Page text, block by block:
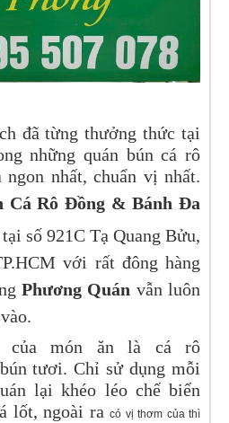
đã từng thưởng thức tại
những quán bún cá rô
ngon nhất, chuẩn vị nhất.
Cá Rô Đồng & Bánh Đa
số 921C Tạ Quang Bửu,
với rất đông hàng
Phương Quán vẫn luôn
của món ăn là cá rô
tươi. Chỉ sử dụng mỗi
lại khéo léo chế biến
lốt, ngoài ra có vị thơm của thì